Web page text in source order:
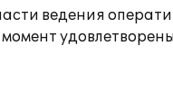
ведения